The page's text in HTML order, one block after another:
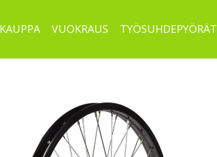
KAUPPA VUOKRAUS TYÖSUHDEPYÖRÄT